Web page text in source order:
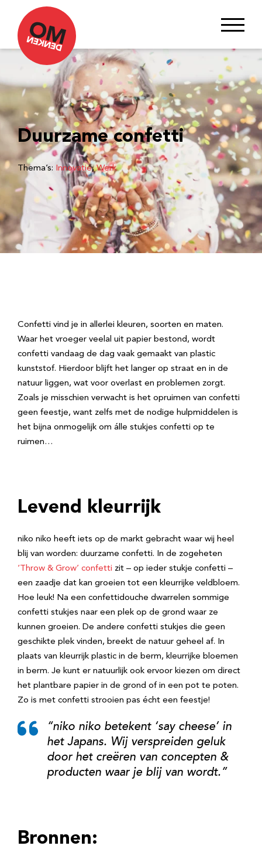
Duurzame confetti
Thema’s: Innovatie, Werk
Confetti vind je in allerlei kleuren, soorten en maten.
Waar het vroeger veelal uit papier bestond, wordt
confetti vandaag de dag vaak gemaakt van plastic
kunststof. Hierdoor blijft het langer op straat en in de
natuur liggen, wat voor overlast en problemen zorgt.
Zoals je misschien verwacht is het opruimen van confetti
geen feestje, want zelfs met de nodige hulpmiddelen is
het bijna onmogelijk om álle stukjes confetti op te
ruimen…
Levend kleurrijk
niko niko heeft iets op de markt gebracht waar wij heel
blij van worden: duurzame confetti. In de zogeheten
‘Throw & Grow’ confetti zit – op ieder stukje confetti –
een zaadje dat kan groeien tot een kleurrijke veldbloem.
Hoe leuk! Na een confettidouche dwarrelen sommige
confetti stukjes naar een plek op de grond waar ze
kunnen groeien. De andere confetti stukjes die geen
geschikte plek vinden, breekt de natuur geheel af. In
plaats van kleurrijk plastic in de berm, kleurrijke bloemen
in berm. Je kunt er natuurlijk ook ervoor kiezen om direct
het plantbare papier in de grond of in een pot te poten.
Zo is met confetti strooien pas écht een feestje!
“niko niko betekent ‘say cheese’ in
het Japans. Wij verspreiden geluk
door het creëren van concepten &
producten waar je blij van wordt.”
Bronnen: